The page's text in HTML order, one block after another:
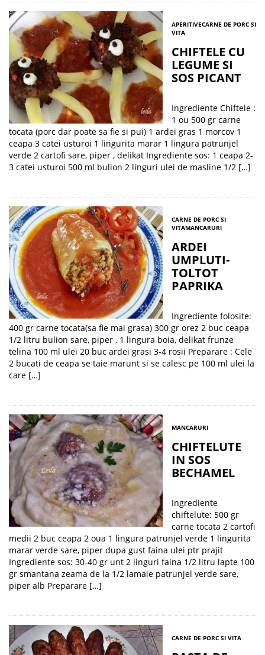
APERITIVECARNE DE PORC SI
VITA
CHIFTELE CU
LEGUME SI
SOS PICANT
Ingrediente Chiftele :
1 ou 500 gr carne
tocata (porc dar poate sa fie si pui) 1 ardei gras 1 morcov 1
ceapa 3 catei usturoi 1 lingurita marar 1 lingura patrunjel
verde 2 cartofi sare, piper , delikat Ingrediente sos: 1 ceapa 2-
3 catei usturoi 500 ml bulion 2 linguri ulei de masline 1/2 […]
CARNE DE PORC SI
VITAMANCARURI
ARDEI
UMPLUTI-
TOLTOT
PAPRIKA
Ingrediente folosite:
400 gr carne tocata(sa fie mai grasa) 300 gr orez 2 buc ceapa
1/2 litru bulion sare, piper , 1 lingura boia, delikat frunze
telina 100 ml ulei 20 buc ardei grasi 3-4 rosii Preparare : Cele
2 bucati de ceapa se taie marunt si se calesc pe 100 ml ulei la
care […]
MANCARURI
CHIFTELUTE
IN SOS
BECHAMEL
Ingrediente
chiftelute: 500 gr
carne tocata 2 cartofi
medii 2 buc ceapa 2 oua 1 lingura patrunjel verde 1 lingurita
marar verde sare, piper dupa gust faina ulei ptr prajit
Ingrediente sos: 30-40 gr unt 2 linguri faina 1/2 litru lapte 100
gr smantana zeama de la 1/2 lamaie patrunjel verde sare,
piper alb Preparare […]
CARNE DE PORC SI VITA